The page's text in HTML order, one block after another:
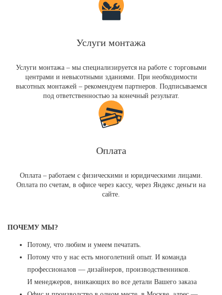
Услуги монтажа
Услуги монтажа – мы специализируется на работе с торговыми
центрами и невысотными зданиями. При необходимости
высотных монтажей – рекомендуем партнеров. Подписываемся
под ответственностью за конечный результат.
Оплата
Оплата – работаем с физическими и юридическими лицами.
Оплата по счетам, в офисе через кассу, через Яндекс деньги на
сайте.
ПОЧЕМУ МЫ?
Потому, что любим и умеем печатать.
Потому что у нас есть многолетний опыт. И команда
профессионалов — дизайнеров, производственников.
И менеджеров, вникающих во все детали Вашего заказа